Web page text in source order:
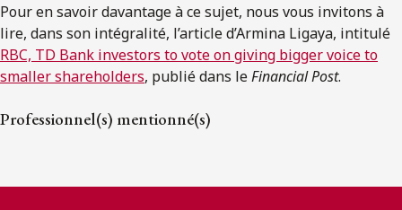
Pour en savoir davantage à ce sujet, nous vous invitons à
lire, dans son intégralité, l’article d’Armina Ligaya, intitulé
RBC, TD Bank investors to vote on giving bigger voice to
smaller shareholders, publié dans leFinancial Post.
Professionnel(s) mentionné(s)